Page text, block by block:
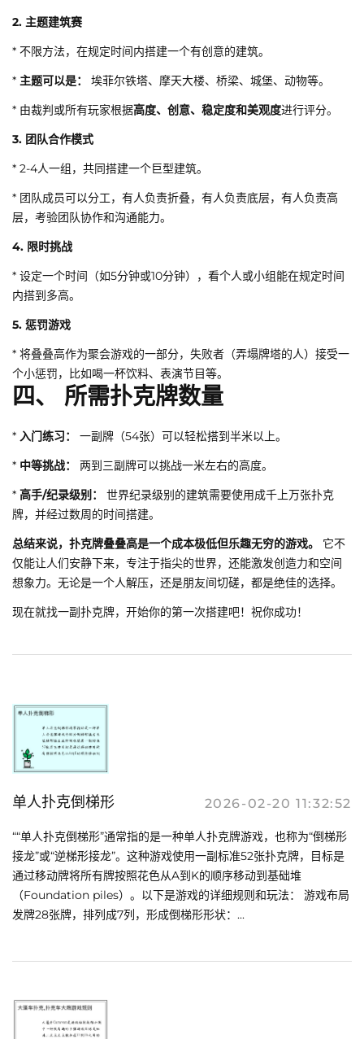
2. 主题建筑赛
* 不限方法，在规定时间内搭建一个有创意的建筑。
* 主题可以是：
埃菲尔铁塔、摩天大楼、桥梁、城堡、动物等。
* 由裁判或所有玩家根据高度、创意、稳定度和美观度进行评分。
3. 团队合作模式
* 2-4人一组，共同搭建一个巨型建筑。
* 团队成员可以分工，有人负责折叠，有人负责底层，有人负责高
层，考验团队协作和沟通能力。
4. 限时挑战
* 设定一个时间（如5分钟或10分钟），看个人或小组能在规定时间
内搭到多高。
5. 惩罚游戏
* 将叠叠高作为聚会游戏的一部分，失败者（弄塌牌塔的人）接受一
个小惩罚，比如喝一杯饮料、表演节目等。
四、 所需扑克牌数量
* 入门练习：
一副牌（54张）可以轻松搭到半米以上。
* 中等挑战：
两到三副牌可以挑战一米左右的高度。
* 高手/纪录级别：
世界纪录级别的建筑需要使用成千上万张扑克
牌，并经过数周的时间搭建。
总结来说，扑克牌叠叠高是一个成本极低但乐趣无穷的游戏。
它不
仅能让人们安静下来，专注于指尖的世界，还能激发创造力和空间
想象力。无论是一个人解压，还是朋友间切磋，都是绝佳的选择。
现在就找一副扑克牌，开始你的第一次搭建吧！祝你成功！
单人扑克倒梯形 2026-02-20 11:32:52
““单人扑克倒梯形”通常指的是一种单人扑克牌游戏，也称为“倒梯形
接龙”或“逆梯形接龙”。这种游戏使用一副标准52张扑克牌，目标是
通过移动牌将所有牌按照花色从A到K的顺序移动到基础堆
（Foundation piles）。以下是游戏的详细规则和玩法： 游戏布局
发牌28张牌，排列成7列，形成倒梯形形状：...